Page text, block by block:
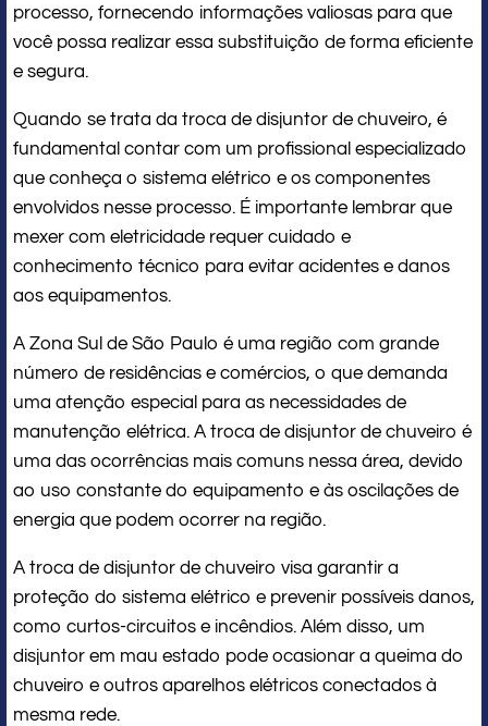
processo, fornecendo informações valiosas para que
você possa realizar essa substituição de forma eficiente
e segura.
Quando se trata da troca de disjuntor de chuveiro, é
fundamental contar com um profissional especializado
que conheça o sistema elétrico e os componentes
envolvidos nesse processo. É importante lembrar que
mexer com eletricidade requer cuidado e
conhecimento técnico para evitar acidentes e danos
aos equipamentos.
A Zona Sul de São Paulo é uma região com grande
número de residências e comércios, o que demanda
uma atenção especial para as necessidades de
manutenção elétrica. A troca de disjuntor de chuveiro é
uma das ocorrências mais comuns nessa área, devido
ao uso constante do equipamento e às oscilações de
energia que podem ocorrer na região.
A troca de disjuntor de chuveiro visa garantir a
proteção do sistema elétrico e prevenir possíveis danos,
como curtos-circuitos e incêndios. Além disso, um
disjuntor em mau estado pode ocasionar a queima do
chuveiro e outros aparelhos elétricos conectados à
mesma rede.